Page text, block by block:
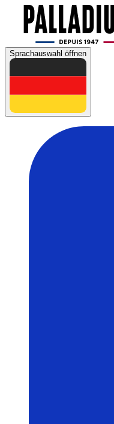
Sprachauswahl öffnen